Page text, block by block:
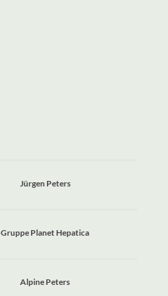
Jürgen Peters
Gruppe Planet Hepatica
Alpine Peters